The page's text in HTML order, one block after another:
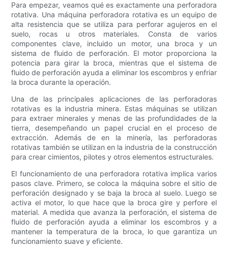
Para empezar, veamos qué es exactamente una perforadora
rotativa. Una máquina perforadora rotativa es un equipo de
alta resistencia que se utiliza para perforar agujeros en el
suelo, rocas u otros materiales. Consta de varios
componentes clave, incluido un motor, una broca y un
sistema de fluido de perforación. El motor proporciona la
potencia para girar la broca, mientras que el sistema de
fluido de perforación ayuda a eliminar los escombros y enfriar
la broca durante la operación.
Una de las principales aplicaciones de las perforadoras
rotativas es la industria minera. Estas máquinas se utilizan
para extraer minerales y menas de las profundidades de la
tierra, desempeñando un papel crucial en el proceso de
extracción. Además de en la minería, las perforadoras
rotativas también se utilizan en la industria de la construcción
para crear cimientos, pilotes y otros elementos estructurales.
El funcionamiento de una perforadora rotativa implica varios
pasos clave. Primero, se coloca la máquina sobre el sitio de
perforación designado y se baja la broca al suelo. Luego se
activa el motor, lo que hace que la broca gire y perfore el
material. A medida que avanza la perforación, el sistema de
fluido de perforación ayuda a eliminar los escombros y a
mantener la temperatura de la broca, lo que garantiza un
funcionamiento suave y eficiente.